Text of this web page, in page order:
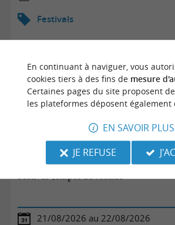
Festivals
Festival Tempos du Monde
21/08/2026 au 22/08/2026
En continuant à naviguer, vous
cookies tiers à des fins de mesure
Certaines pages du site proposent
les plateformes déposent également
EN SAVOIR PLUS
JE REFUSE